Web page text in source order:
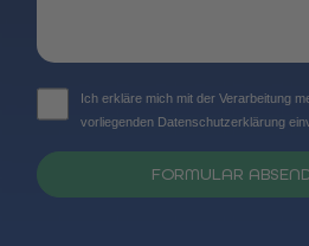
Ich erkläre mich mit der Verarbeitung
vorliegenden Datenschutzerklärung
FORMULAR